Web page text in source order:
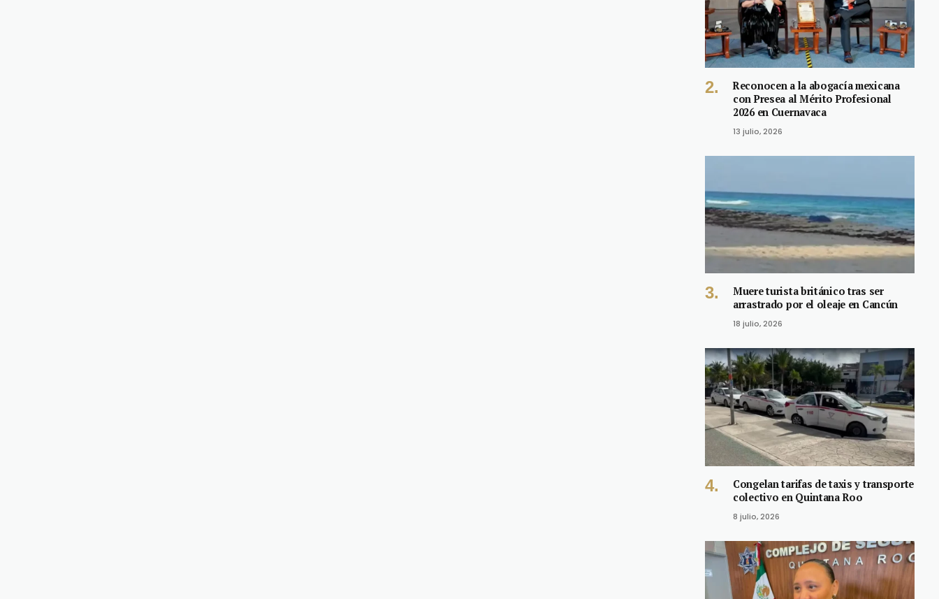
Reconocen a la abogacía mexicana
con Presea al Mérito Profesional
2026 en Cuernavaca
13 julio, 2026
Muere turista británico tras ser
arrastrado por el oleaje en Cancún
18 julio, 2026
Congelan tarifas de taxis y transporte
colectivo en Quintana Roo
8 julio, 2026